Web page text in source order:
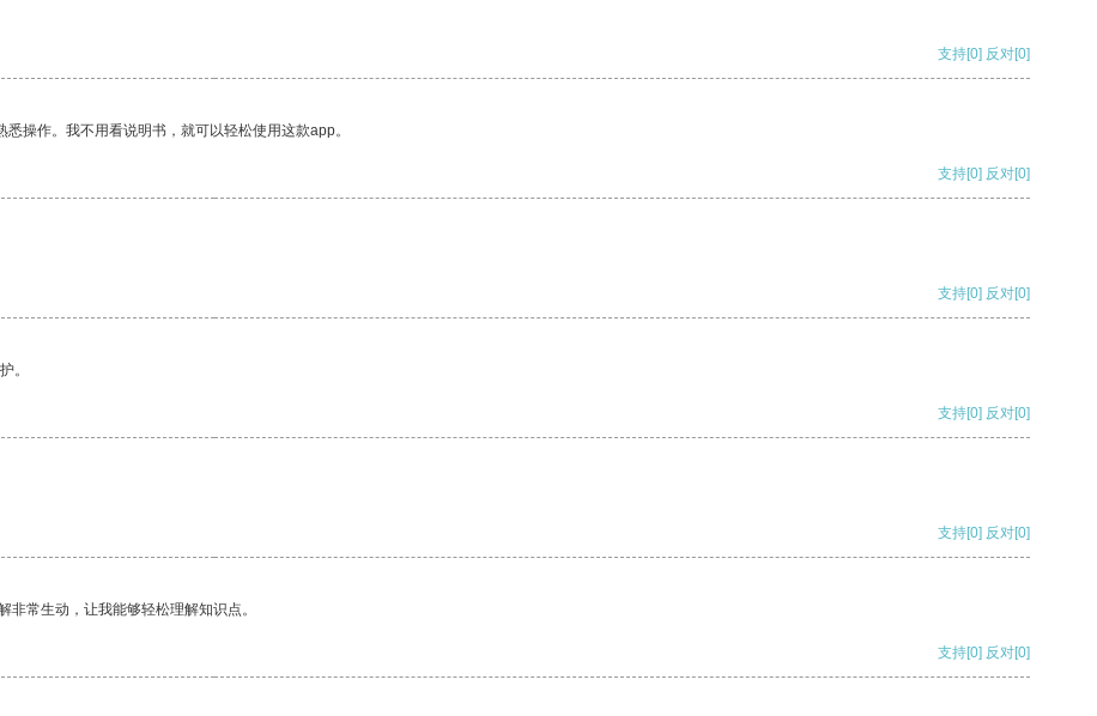
支持[0] 反对[0]
操作。我不用看说明书，就可以轻松使用这款app。
支持[0] 反对[0]
支持[0] 反对[0]
。
支持[0] 反对[0]
支持[0] 反对[0]
常生动，让我能够轻松理解知识点。
支持[0] 反对[0]